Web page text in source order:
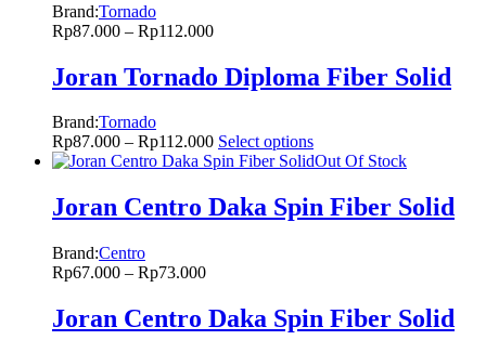
Brand:Tornado
Rp87.000 – Rp112.000
Joran Tornado Diploma Fiber Solid
Brand:Tornado
Rp87.000 – Rp112.000 Select options
Out Of Stock
Joran Centro Daka Spin Fiber Solid
Brand:Centro
Rp67.000 – Rp73.000
Joran Centro Daka Spin Fiber Solid